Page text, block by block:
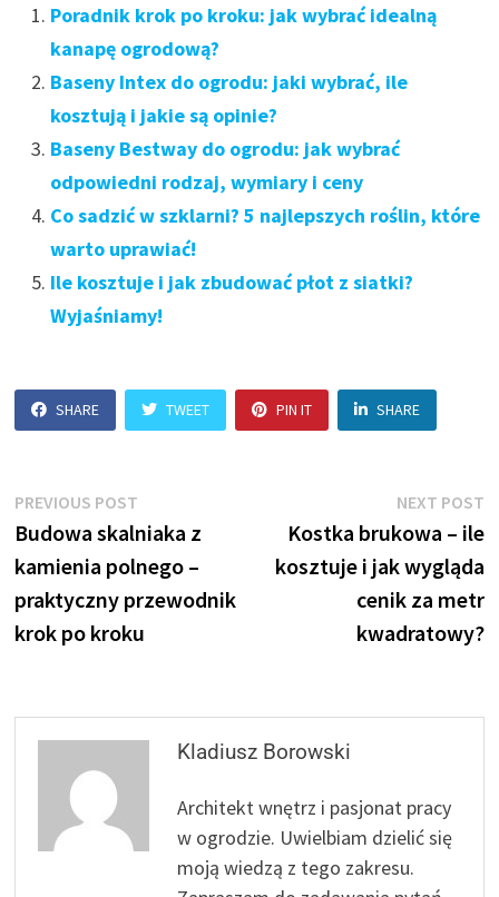
Poradnik krok po kroku: jak wybrać idealną
kanapę ogrodową?
Baseny Intex do ogrodu: jaki wybrać, ile
kosztują i jakie są opinie?
Baseny Bestway do ogrodu: jak wybrać
odpowiedni rodzaj, wymiary i ceny
Co sadzić w szklarni? 5 najlepszych roślin, które
warto uprawiać!
Ile kosztuje i jak zbudować płot z siatki?
Wyjaśniamy!
SHARE TWEET PIN IT SHARE
Nawigacja
wpisu
PREVIOUS POST
post:
Budowa skalniaka z
kamienia polnego –
praktyczny przewodnik
krok po kroku
NEXT POST
Kostka brukowa – ile
kosztuje i jak wygląda
cenik za metr
kwadratowy?
Kladiusz Borowski
Architekt wnętrz i pasjonat pracy
w ogrodzie. Uwielbiam dzielić się
moją wiedzą z tego zakresu.